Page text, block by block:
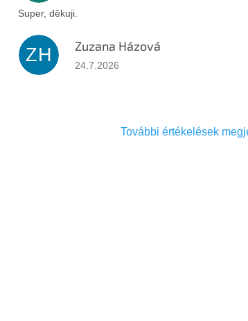
Super, děkuji.
ZH Zuzana Házová
Az áruház értékelése 5-ből 5 csillag.
24.7.2026
További értékelések